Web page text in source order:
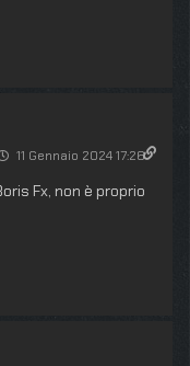
11 Gennaio 2024 17:26
Fx, non è proprio